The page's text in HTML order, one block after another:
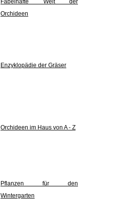
Fabelhafte Welt der
Orchideen
Enzyklopädie der Gräser
Orchideen im Haus von A - Z
Pflanzen für den
Wintergarten